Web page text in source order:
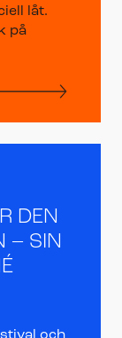
låt.
på
DEN
– SIN